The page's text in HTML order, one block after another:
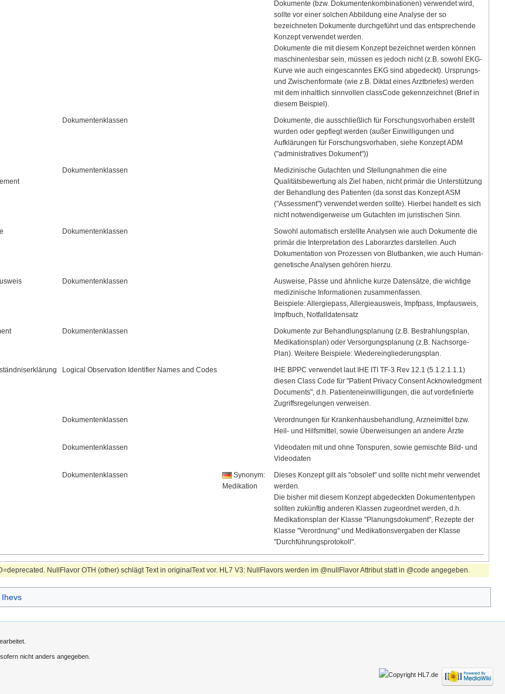
Dokumente (bzw. Dokumentenkombinationen) verwendet wird,
sollte vor einer solchen Abbildung eine Analyse der so
bezeichneten Dokumente durchgeführt und das entsprechende
Konzept verwendet werden.
Dokumente die mit diesem Konzept bezeichnet werden können
maschinenlesbar sein, müssen es jedoch nicht (z.B. sowohl EKG-
Kurve wie auch eingescanntes EKG sind abgedeckt). Ursprungs-
und Zwischenformate (wie z.B. Diktat eines Arztbriefes) werden
mit dem inhaltlich sinnvollen classCode gekennzeichnet (Brief in
diesem Beispiel).
Dokumentenklassen
Dokumente, die ausschließlich für Forschungsvorhaben erstellt
wurden oder gepflegt werden (außer Einwilligungen und
Aufklärungen für Forschungsvorhaben, siehe Konzept ADM
("administratives Dokument"))
Dokumentenklassen
Medizinische Gutachten und Stellungnahmen die eine
Qualitätsbewertung als Ziel haben, nicht primär die Unterstützung
der Behandlung des Patienten (da sonst das Konzept ASM
("Assessment") verwendet werden sollte). Hierbei handelt es sich
nicht notwendigerweise um Gutachten im juristischen Sinn.
Dokumentenklassen
Sowohl automatisch erstellte Analysen wie auch Dokumente die
primär die Interpretation des Laborarztes darstellen. Auch
Dokumentation von Prozessen von Blutbanken, wie auch Human-
genetische Analysen gehören hierzu.
Dokumentenklassen
Ausweise, Pässe und ähnliche kurze Datensätze, die wichtige
medizinische Informationen zusammenfassen.
Beispiele: Allergiepass, Allergieausweis, Impfpass, Impfausweis,
Impfbuch, Notfalldatensatz
Dokumentenklassen
Dokumente zur Behandlungsplanung (z.B. Bestrahlungsplan,
Medikationsplan) oder Versorgungsplanung (z.B. Nachsorge-
Plan). Weitere Beispiele: Wiedereingliederungsplan.
Logical Observation Identifier Names and Codes
IHE BPPC verwendet laut IHE ITI TF-3 Rev 12.1 (5.1.2.1.1.1)
diesen Class Code für "Patient Privacy Consent Acknowledgment
Documents", d.h. Patienteneinwilligungen, die auf vordefinierte
Zugriffsregelungen verweisen.
Dokumentenklassen
Verordnungen für Krankenhausbehandlung, Arzneimittel bzw.
Heil- und Hilfsmittel, sowie Überweisungen an andere Ärzte
Dokumentenklassen
Videodaten mit und ohne Tonspuren, sowie gemischte Bild- und
Videodaten
Dokumentenklassen
Synonym:
Medikation
Dieses Konzept gilt als "obsolet" und sollte nicht mehr verwendet
werden.
Die bisher mit diesem Konzept abgedeckten Dokumententypen
sollten zukünftig anderen Klassen zugeordnet werden, d.h.
Medikationsplan der Klasse "Planungsdokument", Rezepte der
Klasse "Verordnung" und Medikationsvergaben der Klasse
"Durchführungsprotokoll".
NullFlavor OTH (other) schlägt Text in originalText vor. HL7 V3: NullFlavors werden im @nullFlavor Attribut statt in @code angegeben.
Ihevs
nicht anders angegeben.